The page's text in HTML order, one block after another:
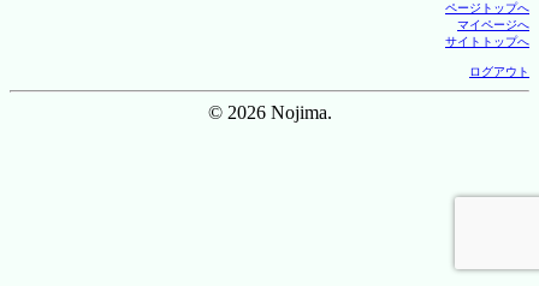
ページトップへ
マイページへ
サイトトップへ
ログアウト
© 2026 Nojima.